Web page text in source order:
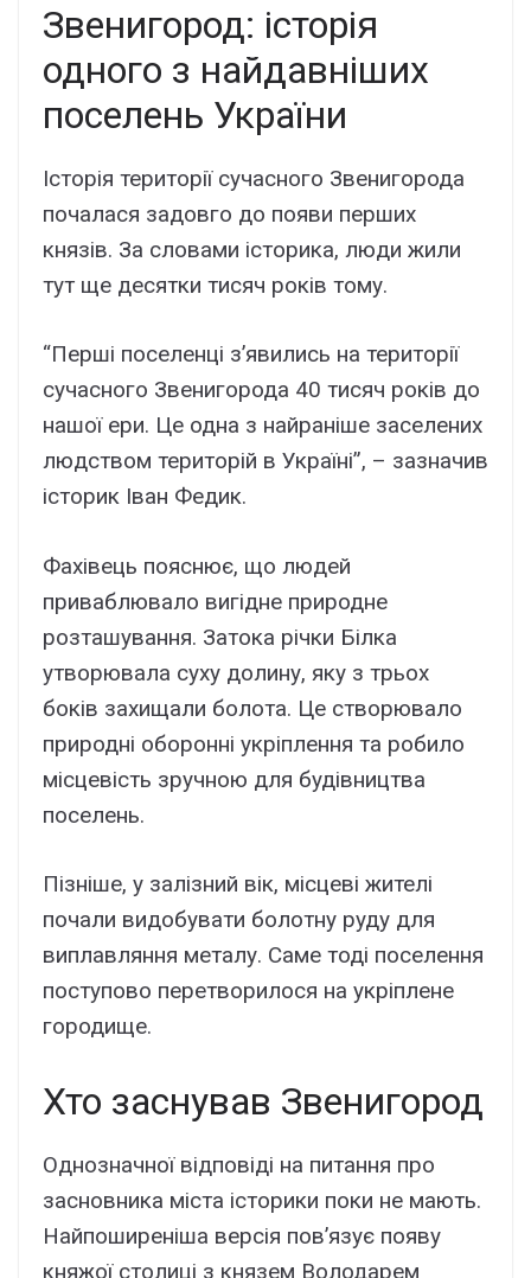
Звенигород: історія
одного з найдавніших
поселень України
Історія території сучасного Звенигорода
почалася задовго до появи перших
князів. За словами історика, люди жили
тут ще десятки тисяч років тому.
“Перші поселенці з’явились на території
сучасного Звенигорода 40 тисяч років до
нашої ери. Це одна з найраніше заселених
людством територій в Україні”, – зазначив
історик Іван Федик.
Фахівець пояснює, що людей
приваблювало вигідне природне
розташування. Затока річки Білка
утворювала суху долину, яку з трьох
боків захищали болота. Це створювало
природні оборонні укріплення та робило
місцевість зручною для будівництва
поселень.
Пізніше, у залізний вік, місцеві жителі
почали видобувати болотну руду для
виплавляння металу. Саме тоді поселення
поступово перетворилося на укріплене
городище.
Хто заснував Звенигород
Однозначної відповіді на питання про
засновника міста історики поки не мають.
Найпоширеніша версія пов’язує появу
княжої столиці з князем Володарем